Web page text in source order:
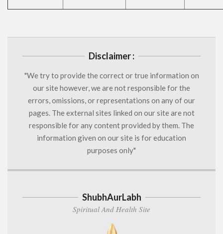
Disclaimer :
"We try to provide the correct or true information on
our site however, we are not responsible for the
errors, omissions, or representations on any of our
pages. The external sites linked on our site are not
responsible for any content provided by them. The
information given on our site is for education
purposes only"
ShubhAurLabh
Spiritual And Health Site